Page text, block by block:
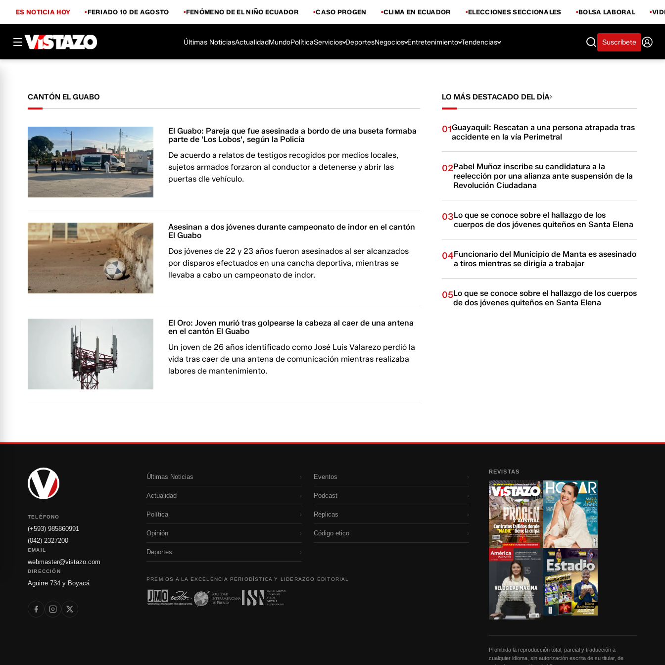
ES NOTICIA HOY FERIADO 10 DE AGOSTO FENÓMENO DE EL NIÑO ECUADOR CASO PROGEN CLIMA EN ECUADOR ELECCIONES SECCIONALES BOLSA LABORAL
Últimas NoticiasActualidadMundoPolíticaServicios DeportesNegocios Entretenimiento Tendencias Suscríbete
CANTÓN EL GUABO
El Guabo: Pareja que fue asesinada a bordo de una buseta formaba
parte de 'Los Lobos', según la Policía
De acuerdo a relatos de testigos recogidos por medios locales,
sujetos armados forzaron al conductor a detenerse y abrir las
puertas dle vehículo.
Asesinan a dos jóvenes durante campeonato de indor en el cantón
El Guabo
Dos jóvenes de 22 y 23 años fueron asesinados al ser alcanzados
por disparos efectuados en una cancha deportiva, mientras se
llevaba a cabo un campeonato de indor.
El Oro: Joven murió tras golpearse la cabeza al caer de una antena
en el cantón El Guabo
Un joven de 26 años identificado como José Luis Valarezo perdió la
vida tras caer de una antena de comunicación mientras realizaba
labores de mantenimiento.
LO MÁS DESTACADO DEL DÍA
01Guayaquil: Rescatan a una persona atrapada tras
accidente en la vía Perimetral
02Pabel Muñoz inscribe su candidatura a la
reelección por una alianza ante suspensión de la
Revolución Ciudadana
03Lo que se conoce sobre el hallazgo de los
cuerpos de dos jóvenes quiteños en Santa Elena
04Funcionario del Municipio de Manta es asesinado
a tiros mientras se dirigía a trabajar
05Lo que se conoce sobre el hallazgo de los cuerpos
de dos jóvenes quiteños en Santa Elena
TELÉFONO
(+593) 985860991
(042) 2327200
EMAIL
webmaster@vistazo.com
DIRECCIÓN
Aguirre 734 y Boyacá
Últimas Noticias ›
Actualidad ›
Política ›
Opinión ›
Deportes ›
Eventos ›
Podcast ›
Réplicas ›
Código etico ›
PREMIOS A LA EXCELENCIA PERIODÍSTICA Y LIDERAZGO EDITORIAL
REVISTAS
Prohibida la reproducción total, parcial y traducción a
cualquier idioma, sin autorización escrita de su titular, de